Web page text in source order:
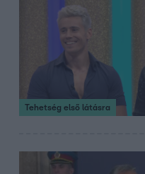
Tehetség első látásra